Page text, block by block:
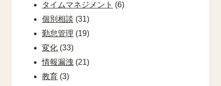
タイムマネジメント (6)
個別相談 (31)
勤怠管理 (19)
変化 (33)
情報漏洩 (21)
教育 (3)